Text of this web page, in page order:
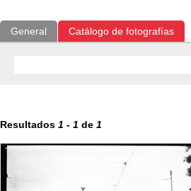
General Catálogo de fotografías
Resultados 1 - 1 de 1